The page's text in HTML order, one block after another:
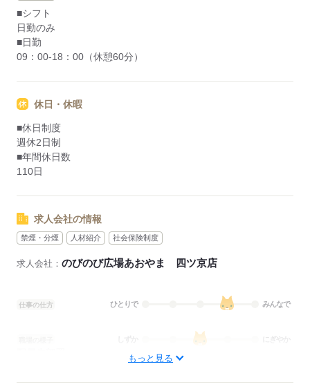
■シフト
日勤のみ
■日勤
09：00-18：00（休憩60分）
休日・休暇
■休日制度
週休2日制
■年間休日数
110日
求人会社の情報
禁煙・分煙 人材紹介 社会保険制度
求人会社： のびのび広場あおやま 四ツ京店
仕事の仕方 ひとりで みんなで
にぎやか
もっと見る